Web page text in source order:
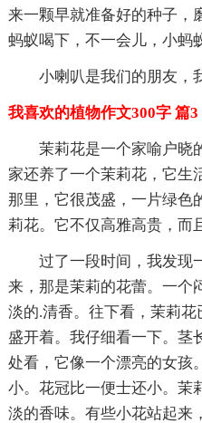
来一颗早就准备好的种子，
蚂蚁喝下，不一会儿，小蚂
小喇叭是我们的朋友，
我喜欢的植物作文300字 篇3
茉莉花是一个家喻户晓
家还养了一个茉莉花，它生
那里，它很茂盛，一片绿色
莉花。它不仅高雅高贵，而
过了一段时间，我发现
来，那是茉莉的花蕾。一个
淡的.清香。往下看，茉莉
盛开着。我仔细看一下。茎
处看，它像一个漂亮的女孩
小。花冠比一便士还小。茉
淡的香味。有些小花站起来